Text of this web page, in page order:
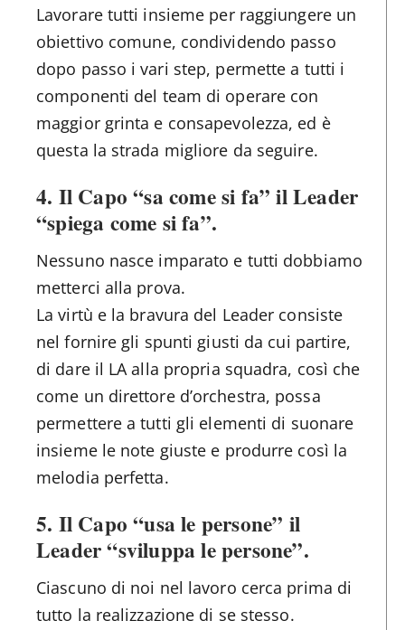
Lavorare tutti insieme per raggiungere un
obiettivo comune, condividendo passo
dopo passo i vari step, permette a tutti i
componenti del team di operare con
maggior grinta e consapevolezza, ed è
questa la strada migliore da seguire.
4. Il Capo “sa come si fa” il Leader
“spiega come si fa”.
Nessuno nasce imparato e tutti dobbiamo
metterci alla prova.
La virtù e la bravura del Leader consiste
nel fornire gli spunti giusti da cui partire,
di dare il LA alla propria squadra, così che
come un direttore d’orchestra, possa
permettere a tutti gli elementi di suonare
insieme le note giuste e produrre così la
melodia perfetta.
5. Il Capo “usa le persone” il
Leader “sviluppa le persone”.
Ciascuno di noi nel lavoro cerca prima di
tutto la realizzazione di se stesso.